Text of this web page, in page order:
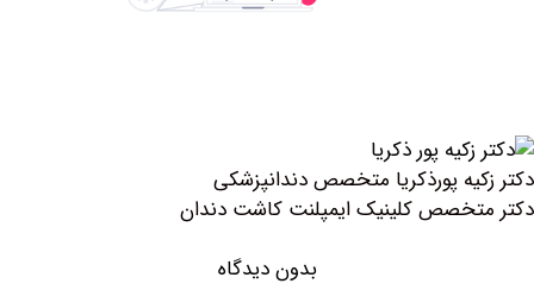
پورذکریا متخصص دندانپزشکی
کلینیک ايمپلنت كاشت دندان
بدون دیدگاه